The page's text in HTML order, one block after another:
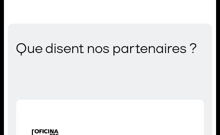
Que disent nos partenaires ?